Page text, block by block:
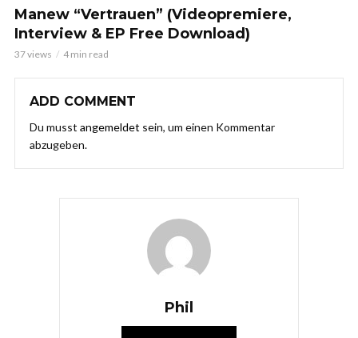
Manew “Vertrauen” (Videopremiere,
Interview & EP Free Download)
37 views 4 min read
ADD COMMENT
Du musst angemeldet sein, um einen Kommentar
abzugeben.
Phil